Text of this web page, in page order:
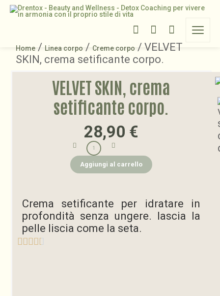
Home/ Linea corpo / Creme corpo / VELVET
SKIN, crema setificante corpo.
VELVET SKIN, crema
setificante corpo.
28,90 €
Aggiungi al carrello
Crema setificante per idratare in
profondità senza ungere. lascia la
pelle liscia come la seta.